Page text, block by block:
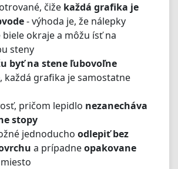
čiže každá grafika je
- výhoda je, že nálepky
okraje a môžu ísť na
steny
byť na stene ľubovoľne
, každá grafika je samostatne
pričom lepidlo nezanecháva
stopy
jednoducho odlepiť bez
a prípadneopakovane